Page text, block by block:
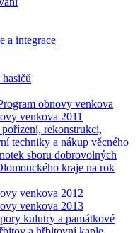
a integrace
obnovy venkova
venkova 2011
rekonstrukci,
techniky a nákup věcného
sboru dobrovolných
kraje na rok
venkova 2012
venkova 2013
kulutry a památkové